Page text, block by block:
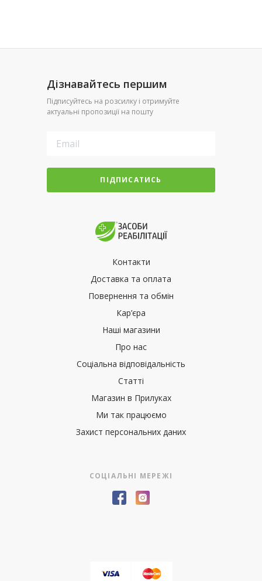
Дізнавайтесь першим
Підписуйтесь на розсилку і отримуйте
актуальні пропозиції на пошту
ПІДПИСАТИСЬ
Контакти
Доставка та оплата
Повернення та обмін
Кар’єра
Наші магазини
Про нас
Соціальна відповідальність
Статті
Магазин в Прилуках
Ми так працюємо
Захист персональних даних
СОЦІАЛЬНІ МЕРЕЖІ